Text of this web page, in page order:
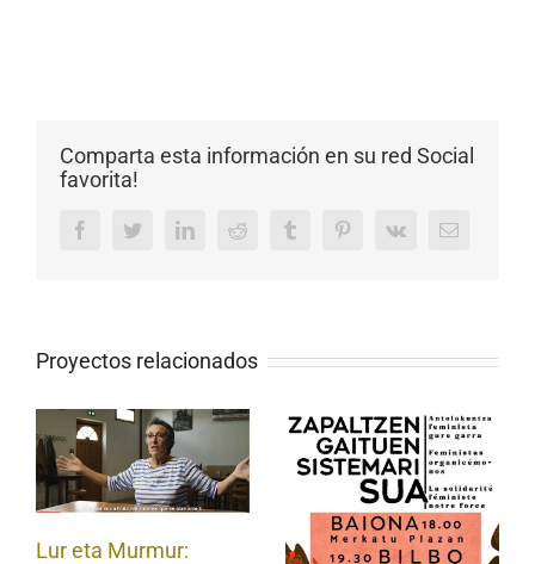
Comparta esta información en su red Social
favorita!
FacebookTwitterLinkedInReddit Tumblr PinterestVk Email
Proyectos relacionados
Lur eta Murmur: